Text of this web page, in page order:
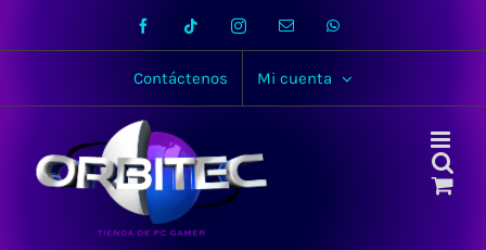
Facebook Tiktok InstagramEmail WhatsApp
Contáctenos Mi cuenta